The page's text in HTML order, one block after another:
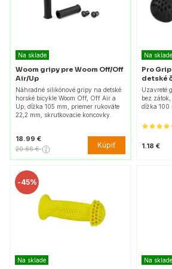
Na sklade
Woom gripy pre Woom Off/Off
Air/Up
Náhradné silikónové gripy na detské
horské bicykle Woom Off, Off Air a
Up; dĺžka 105 mm, priemer rukoväte
22,2 mm, skrutkovacie koncovky.
18.99 €
20.66 € Kúpiť
Na sklade
Pro
detské
Uzavreté
bez
dĺžka 100
1.18 €
-45%
Na sklade Na sklade